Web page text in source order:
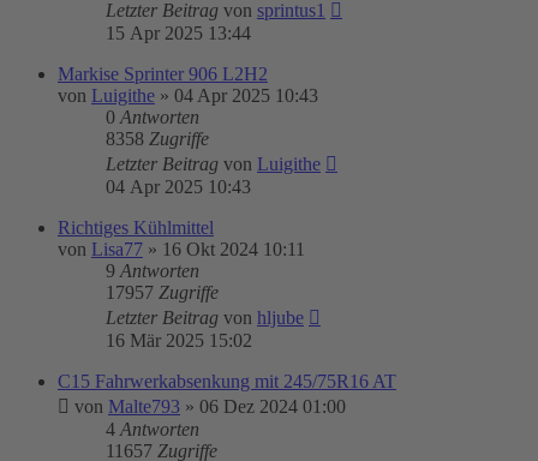
Letzter Beitrag von sprintus1
15 Apr 2025 13:44
Markise Sprinter 906 L2H2
von Luigithe » 04 Apr 2025 10:43
0 Antworten
8358 Zugriffe
Letzter Beitrag von Luigithe
04 Apr 2025 10:43
Richtiges Kühlmittel
von Lisa77 » 16 Okt 2024 10:11
9 Antworten
17957 Zugriffe
Letzter Beitrag von hljube
16 Mär 2025 15:02
C15 Fahrwerkabsenkung mit 245/75R16 AT
von Malte793 » 06 Dez 2024 01:00
4 Antworten
11657 Zugriffe